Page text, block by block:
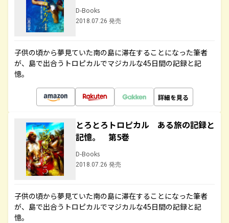
D-Books
2018.07.26 発売
子供の頃から夢見ていた南の島に滞在することになった筆者
が、島で出合うトロピカルでマジカルな45日間の記録と記
憶。
詳細を見る
とろとろトロピカル ある旅の記録と
記憶。 第5巻
D-Books
2018.07.26 発売
子供の頃から夢見ていた南の島に滞在することになった筆者
が、島で出合うトロピカルでマジカルな45日間の記録と記
憶。